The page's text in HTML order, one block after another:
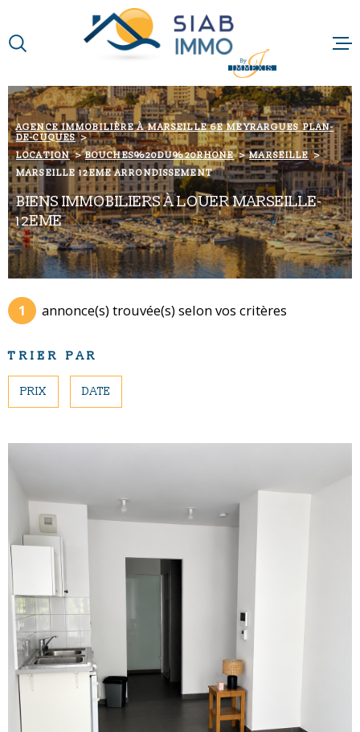
menu
contenu
ACCUEIL
QUI SOMMES-
NOTRE RAISON
NOS MÉTIERS
NOS
NOS
AGENCE IMMOBILIÈRE À MARSEILLE 6E MEYRARGUES PLAN-
DE-CUQUES
LOCATION
BOUCHES%20DU%20RHONE
MARSEILLE
MARSEILLE 12EME ARRONDISSEMENT
BIENS IMMOBILIERS À LOUER MARSEILLE-
12EME
1 annonce(s) trouvée(s) selon vos critères
TRIER PAR
PRIX DATE
VOIR LE BIEN
VOTRE
RECHERCHE
TYPE
D'OFFRE
LOCATION
TYPE
DE
BIEN
TYPE DE BIEN
VILLE
BUDGET
Piscine